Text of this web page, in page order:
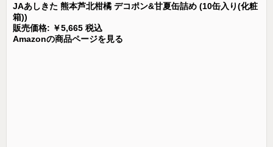
JAあしきた 熊本芦北柑橘 デコポン&甘夏缶詰め (10缶入り(化粧
箱))
販売価格: ￥5,665 税込
Amazonの商品ページを見る